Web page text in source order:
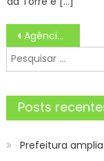
de
Post
Agência Minas Gerais | Legião de apaixonados por “Grande Sertão: Veredas” se reúne em Cordisburgo durante a Semana Rosiana
Pesquisar
por:
Posts
Prefeitura